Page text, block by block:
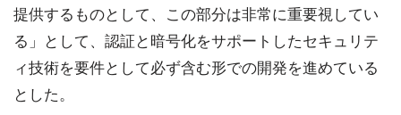
提供するものとして、この部分は非常に重要視してい
る」として、認証と暗号化をサポートしたセキュリテ
ィ技術を要件として必ず含む形での開発を進めている
とした。